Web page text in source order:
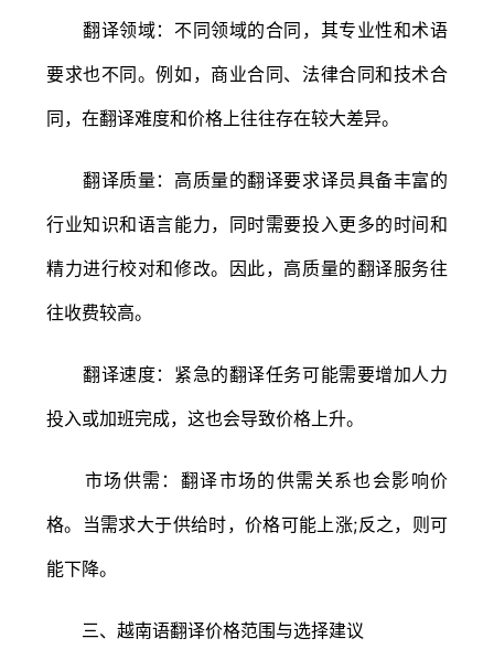
翻译领域：不同领域的合同，其专业性和术语
要求也不同。例如，商业合同、法律合同和技术合
同，在翻译难度和价格上往往存在较大差异。
翻译质量：高质量的翻译要求译员具备丰富的
行业知识和语言能力，同时需要投入更多的时间和
精力进行校对和修改。因此，高质量的翻译服务往
往收费较高。
翻译速度：紧急的翻译任务可能需要增加人力
投入或加班完成，这也会导致价格上升。
市场供需：翻译市场的供需关系也会影响价
格。当需求大于供给时，价格可能上涨;反之，则可
能下降。
三、越南语翻译价格范围与选择建议